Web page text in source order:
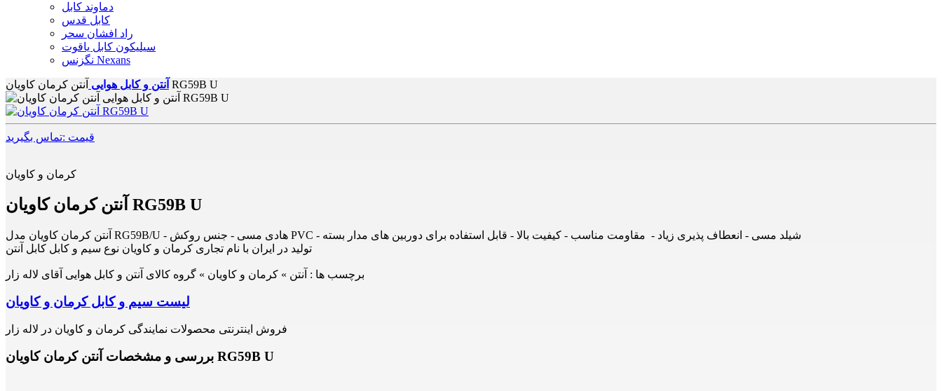
دماوند کابل
کابل قدس
راد افشان سحر
سیلیکون کابل یاقوت
نگزنس Nexans
آنتن و کابل هوایی آنتن کرمان کاویان RG59B U
قیمت :تماس بگیرید
کرمان و کاویان
آنتن کرمان کاویان RG59B U
آنتن کرمان کاویان مدل RG59B/U - هادی مسی - جنس روکش PVC - شیلد مسی - انعطاف پذیری زیاد - مقاومت مناسب - کیفیت بالا - قابل استفاده برای دوربین های مدار بسته
تولید در ایران با نام تجاری کرمان و کاویان نوع سیم و کابل کابل آنتن
برچسب ها : آنتن » کرمان و کاویان » گروه کالای آنتن و کابل هوایی آقای لاله زار
لیست سیم و کابل کرمان و کاویان
فروش اینترنتی محصولات نمایندگی کرمان و کاویان در لاله زار
بررسی و مشخصات آنتن کرمان کاویان RG59B U